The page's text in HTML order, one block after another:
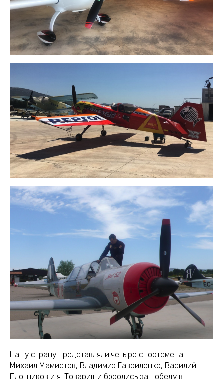
Нашу страну представляли четыре спортсмена:
Михаил Мамистов, Владимир Гавриленко, Василий
Плотников и я. Товарищи боролись за победу в